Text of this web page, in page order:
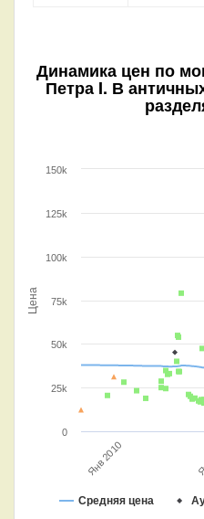
Динамика цен по
Петра I. В
Цена
Средняя цена
Янв 2010
0
25k
50k
75k
100k
125k
150k